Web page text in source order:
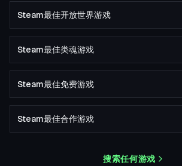
Steam最佳开放世界游戏
Steam最佳类魂游戏
Steam最佳免费游戏
Steam最佳合作游戏
搜索任何游戏